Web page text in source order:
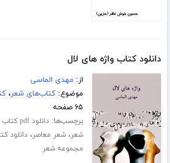
دانلود کتاب واژه های لال
از: مهدی الماسی
موضوع:کتاب‌های شعر،
۶۵ صفحه
برچسب‌ها:دانلود pdf کتاب های مهدی الماسی
شعر،شعر معاصر،دانلود
مجموعه شعر